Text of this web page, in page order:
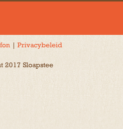
| Privacybeleid
2017 Sloapstee